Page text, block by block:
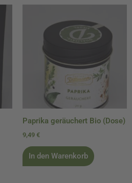
Paprika geräuchert Bio (Dose)
9,49 €
In den Warenkorb